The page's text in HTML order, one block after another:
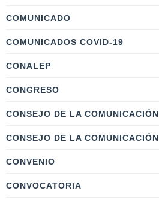
COMUNICADO
COMUNICADOS COVID-19
CONALEP
CONGRESO
CONSEJO DE LA COMUNICACIÓN
CONSEJO DE LA COMUNICACIÓN
CONVENIO
CONVOCATORIA